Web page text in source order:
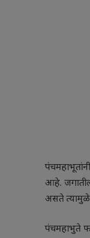
आहे.
असते त्यामुळे
पंचमहाभुते